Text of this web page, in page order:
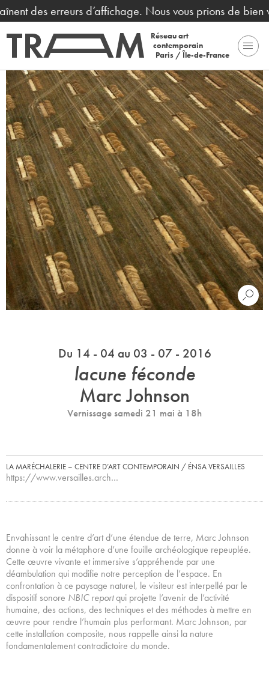
des erreurs d’affichage. Nous vous prions de bien
Réseau art
contemporain
Paris / Île-de-France
Du 14 - 04 au 03 - 07 - 2016
lacune féconde
Marc Johnson
Vernissage samedi 21 mai à 18h
LA MARÉCHALERIE – CENTRE D’ART CONTEMPORAIN / ÉNSA VERSAILLES
https://www.versailles.arch…
Envahissant le centre d’art d’une étendue de terre, Marc Johnson
donne à voir la métaphore d’une fouille archéologique repeuplée.
Cette œuvre vivante et immersive s’appréhende par une
déambulation qui modifie notre perception de l’espace. En
confrontation à ce paysage naturel, le visiteur est interpellé par le
dispositif sonore NBIC reportqui projette l’avenir de l’activité
humaine, des actions, des techniques et des méthodes à mettre en
œuvre pour rendre l’humain plus performant. Marc Johnson, par
cette installation composite, nous rappelle ainsi la nature
fondamentalement contradictoire du monde.